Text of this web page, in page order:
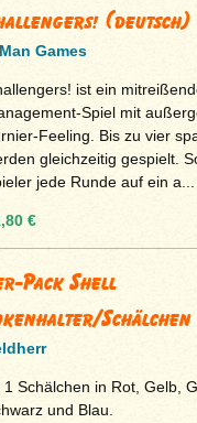
(deutsch)
Games
ist ein
Spiel mit
Feeling. Bis zu vier
gleichzeitig gespielt.
jede Runde auf ein a...
€
Pack Shell
Schälchen
1 Schälchen in Rot, Gelb,
und Blau.